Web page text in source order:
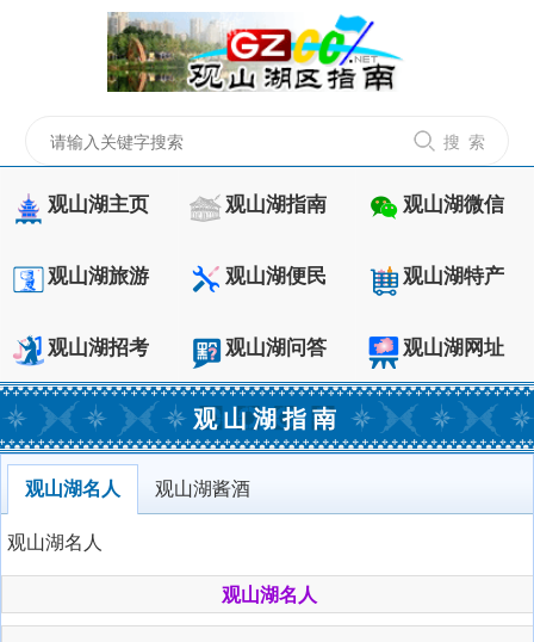
搜 索
观山湖主页 观山湖指南 观山湖微信
观山湖旅游 观山湖便民 观山湖特产
观山湖招考 观山湖问答 观山湖网址
观山湖指南
观山湖名人
观山湖酱酒
观山湖名人
观山湖名人